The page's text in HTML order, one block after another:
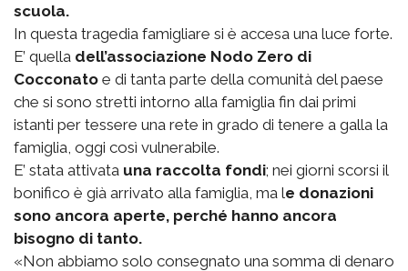
scuola.
In questa tragedia famigliare si è accesa una luce forte.
E’ quella dell’associazione Nodo Zero di
Cocconato e di tanta parte della comunità del paese
che si sono stretti intorno alla famiglia fin dai primi
istanti per tessere una rete in grado di tenere a galla la
famiglia, oggi così vulnerabile.
E’ stata attivata una raccolta fondi; nei giorni scorsi il
bonifico è già arrivato alla famiglia, ma le donazioni
sono ancora aperte, perché hanno ancora
bisogno di tanto.
«Non abbiamo solo consegnato una somma di denaro